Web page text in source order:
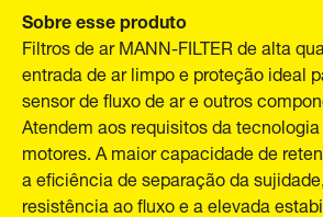
Sobre esse produto
Filtros de ar MANN-FILTER de alta
entrada de ar limpo e proteção ideal
sensor de fluxo de ar e outros
Atendem aos requisitos da
motores. A maior capacidade de
a eficiência de separação da
resistência ao fluxo e a elevada